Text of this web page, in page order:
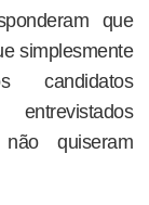
que
simplesmente
candidatos
quiseram